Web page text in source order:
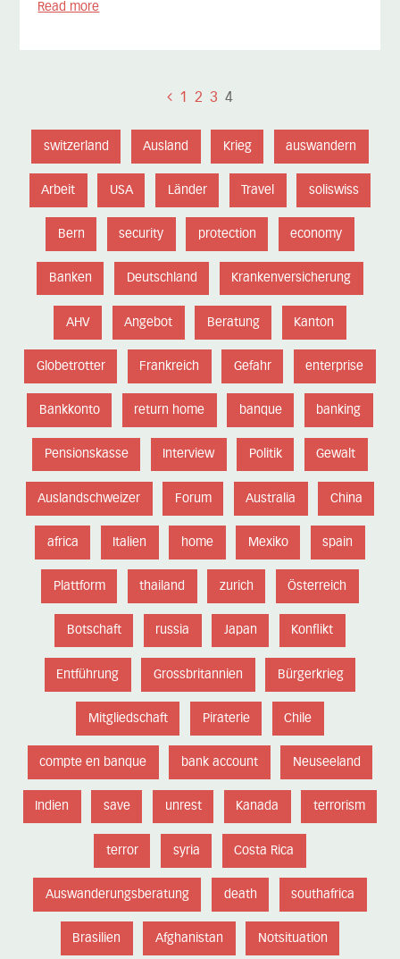
Read more
1 2 3 4
switzerland Ausland Krieg auswandern
Arbeit USA Länder Travel soliswiss
Bern security protection economy
Banken Deutschland Krankenversicherung
AHV Angebot Beratung Kanton
Globetrotter Frankreich Gefahr enterprise
Bankkonto return home banque banking
Pensionskasse Interview Politik Gewalt
Auslandschweizer Forum Australia China
africa Italien home Mexiko spain
Plattform thailand zurich Österreich
Botschaft russia Japan Konflikt
Entführung Grossbritannien Bürgerkrieg
Mitgliedschaft Piraterie Chile
compte en banque bank account Neuseeland
Indien save unrest Kanada terrorism
terror syria Costa Rica
Auswanderungsberatung death southafrica
Brasilien Afghanistan Notsituation